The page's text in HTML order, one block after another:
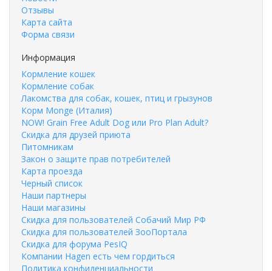
Отзывы
Карта сайта
Форма связи
Информация
Кормление кошек
Кормление собак
Лакомства для собак, кошек, птиц и грызунов
Корм Monge (Италия)
NOW! Grain Free Adult Dog или Pro Plan Adult?
Скидка для друзей приюта
Питомникам
Закон о защите прав потребителей
Карта проезда
Черный список
Наши партнеры
Наши магазины
Скидка для пользователей Собачий Мир РФ
Скидка для пользователей ЗооПортала
Скидка для форума PesIQ
Компании Hagen есть чем гордиться
Политика конфиденциальности